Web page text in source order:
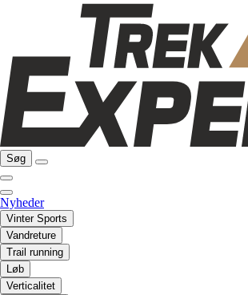
Søg
Nyheder
Vinter Sports
Vandreture
Trail running
Løb
Verticalitet